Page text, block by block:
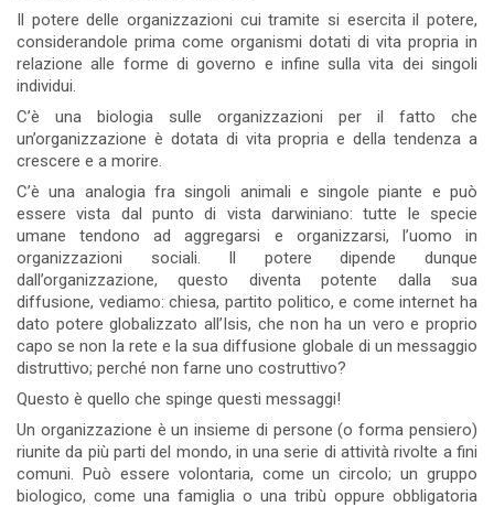
Il potere delle organizzazioni cui tramite si esercita il potere,
considerandole prima come organismi dotati di vita propria in
relazione alle forme di governo e infine sulla vita dei singoli
individui.
C’è una biologia sulle organizzazioni per il fatto che
un’organizzazione è dotata di vita propria e della tendenza a
crescere e a morire.
C’è una analogia fra singoli animali e singole piante e può
essere vista dal punto di vista darwiniano: tutte le specie
umane tendono ad aggregarsi e organizzarsi, l’uomo in
organizzazioni sociali. Il potere dipende dunque
dall’organizzazione, questo diventa potente dalla sua
diffusione, vediamo: chiesa, partito politico, e come internet ha
dato potere globalizzato all’Isis, che non ha un vero e proprio
capo se non la rete e la sua diffusione globale di un messaggio
distruttivo; perché non farne uno costruttivo?
Questo è quello che spinge questi messaggi!
Un organizzazione è un insieme di persone (o forma pensiero)
riunite da più parti del mondo, in una serie di attività rivolte a fini
comuni. Può essere volontaria, come un circolo; un gruppo
biologico, come una famiglia o una tribù oppure obbligatoria